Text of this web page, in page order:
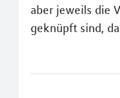
aber jeweils die
geknüpft sind,